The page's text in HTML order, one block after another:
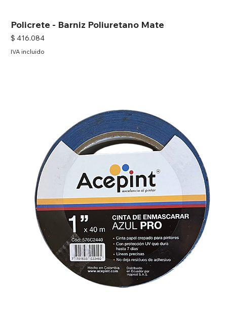
Policrete - Barniz Poliuretano Mate
Precio
$ 416.084
IVA incluido